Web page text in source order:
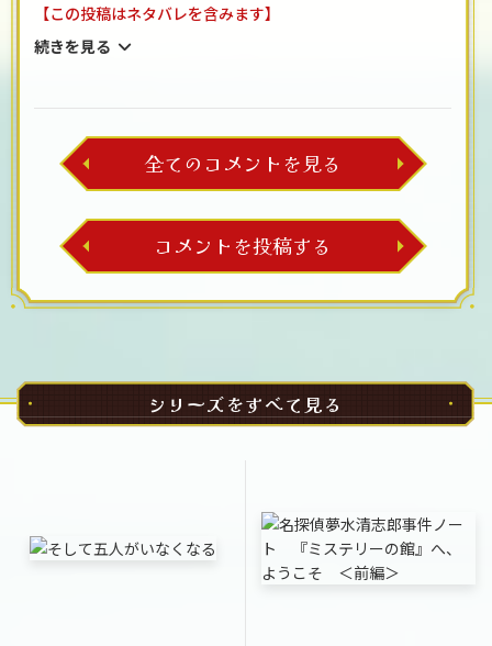
【この投稿はネタバレを含みます】
続きを見る
全てのコメントを見る
コメントを投稿する
シリーズをすべて見る